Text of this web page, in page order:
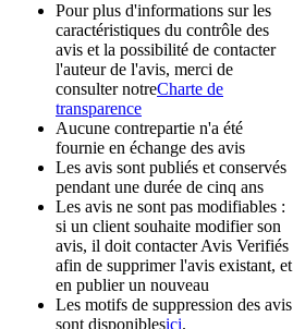
Pour plus d'informations sur les
caractéristiques du contrôle des
avis et la possibilité de contacter
l'auteur de l'avis, merci de
consulter notreCharte de
transparence
Aucune contrepartie n'a été
fournie en échange des avis
Les avis sont publiés et conservés
pendant une durée de cinq ans
Les avis ne sont pas modifiables :
si un client souhaite modifier son
avis, il doit contacter Avis Verifiés
afin de supprimer l'avis existant, et
en publier un nouveau
Les motifs de suppression des avis
sont disponiblesici.